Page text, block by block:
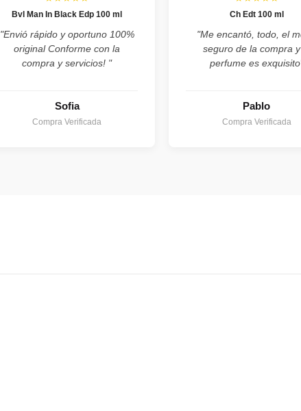
Bvl Man In Black Edp 100 ml
"Envió rápido y oportuno 100%
original Conforme con la
compra y servicios! "
Sofia
Compra Verificada
Ch Edt 100 ml
"Me encantó, todo, el
seguro de la compra
perfume es
Pablo
Compra Verificada